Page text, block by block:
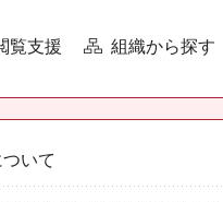
覧支援 組織から探す
いて